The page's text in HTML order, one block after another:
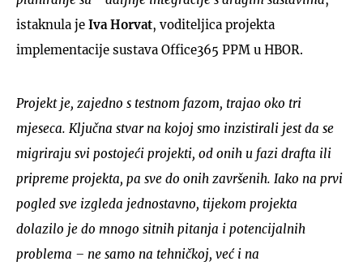
istaknula je Iva Horvat, voditeljica projekta
implementacije sustava Office365 PPM u HBOR.
Projekt je, zajedno s testnom fazom, trajao oko tri
mjeseca. Ključna stvar na kojoj smo inzistirali jest da se
migriraju svi postojeći projekti, od onih u fazi drafta ili
pripreme projekta, pa sve do onih završenih. Iako na prvi
pogled sve izgleda jednostavno, tijekom projekta
dolazilo je do mnogo sitnih pitanja i potencijalnih
problema – ne samo na tehničkoj, već i na